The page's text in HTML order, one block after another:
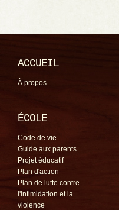
ACCUEIL
À propos
ÉCOLE
Code de vie
Guide aux parents
Projet éducatif
Plan d'action
Plan de lutte contre
l'intimidation et la
violence